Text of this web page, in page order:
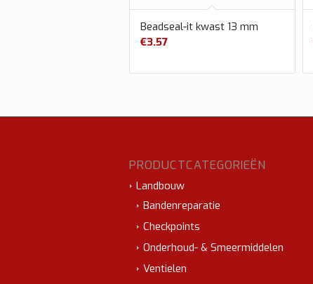
Beadseal-it kwast 13 mm
€3.57
PRODUCTCATEGORIEËN
Landbouw
Bandenreparatie
Checkpoints
Onderhoud- & Smeermiddelen
Ventielen